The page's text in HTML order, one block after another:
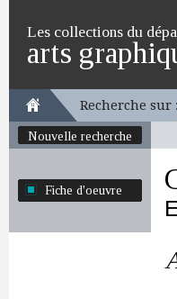
Les collections du
arts
Recherche sur :
Nouvelle recherche
Fiche d'oeuvre